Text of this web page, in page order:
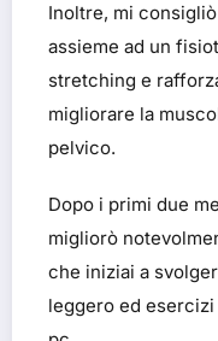
Inoltre, mi
assieme ad un
stretching e
migliorare la
pelvico.
Dopo i primi due
migliorò
che iniziai a
leggero ed